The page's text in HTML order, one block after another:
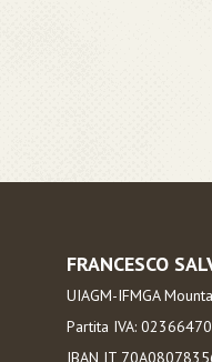
FRANCESCO
UIAGM-IFMGA
Partita IVA:
IBAN IT